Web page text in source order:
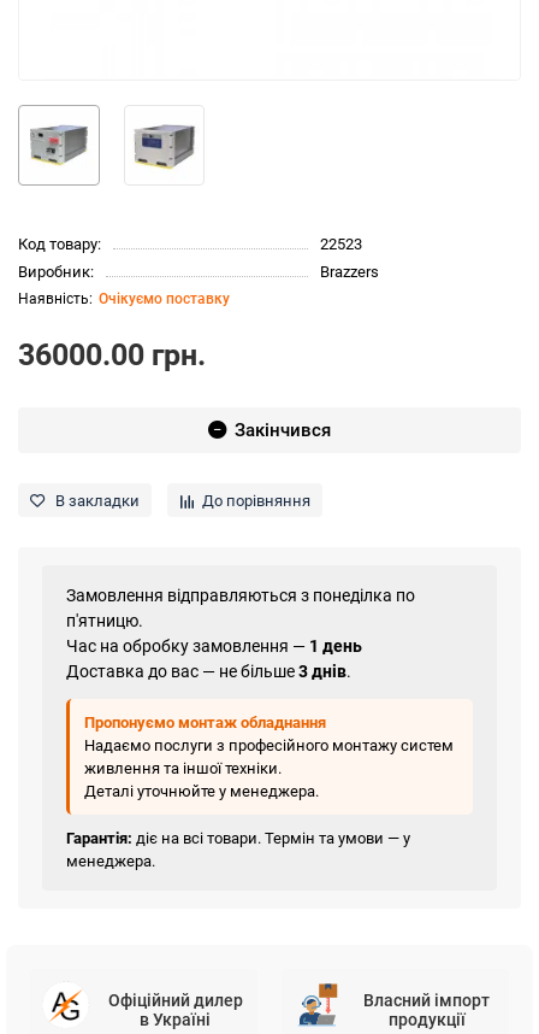
Код товару:
22523
Виробник:
Brazzers
Очікуємо поставку
36000.00 грн.
Закінчився
В закладки До порівняння
Замовлення відправляються з понеділка по
п'ятницю.
Час на обробку замовлення — 1 день
Доставка до вас — не більше3 днів.
Пропонуємо монтаж обладнання
Надаємо послуги з професійного монтажу систем
живлення та іншої техніки.
Деталі уточнюйте у менеджера.
Гарантія: діє на всі товари. Термін та умови — у
менеджера.
Офіційний дилер
в Україні
Власний імпорт
продукції